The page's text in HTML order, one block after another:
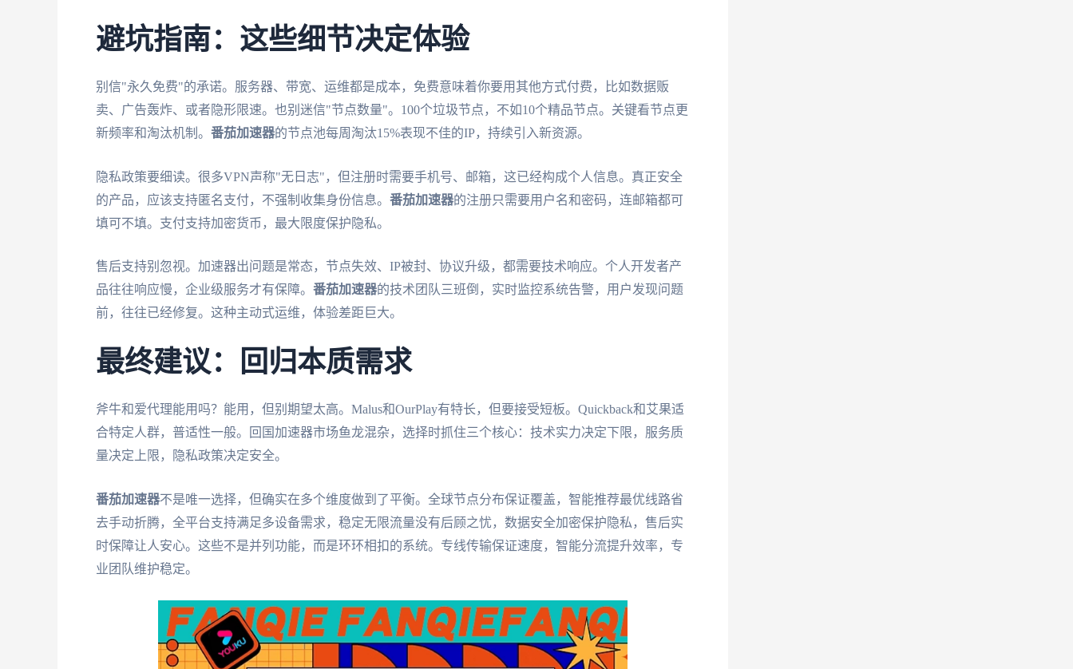
避坑指南：这些细节决定体验
别信"永久免费"的承诺。服务器、带宽、运维都是成本，免费意味着你要用其他方式付费，比如数据贩
卖、广告轰炸、或者隐形限速。也别迷信"节点数量"。100个垃圾节点，不如10个精品节点。关键看节点更
新频率和淘汰机制。 番茄加速器的节点池每周淘汰15%表现不佳的IP，持续引入新资源。
隐私政策要细读。很多VPN声称"无日志"，但注册时需要手机号、邮箱，这已经构成个人信息。真正安全
的产品，应该支持匿名支付，不强制收集身份信息。 番茄加速器的注册只需要用户名和密码，连邮箱都可
填可不填。支付支持加密货币，最大限度保护隐私。
售后支持别忽视。加速器出问题是常态，节点失效、IP被封、协议升级，都需要技术响应。个人开发者产
品往往响应慢，企业级服务才有保障。 番茄加速器的技术团队三班倒，实时监控系统告警，用户发现问题
前，往往已经修复。这种主动式运维，体验差距巨大。
最终建议：回归本质需求
斧牛和爱代理能用吗？能用，但别期望太高。Malus和OurPlay有特长，但要接受短板。Quickback和艾果适
合特定人群，普适性一般。回国加速器市场鱼龙混杂，选择时抓住三个核心：技术实力决定下限，服务质
量决定上限，隐私政策决定安全。
番茄加速器不是唯一选择，但确实在多个维度做到了平衡。全球节点分布保证覆盖，智能推荐最优线路省
去手动折腾，全平台支持满足多设备需求，稳定无限流量没有后顾之忧，数据安全加密保护隐私，售后实
时保障让人安心。这些不是并列功能，而是环环相扣的系统。专线传输保证速度，智能分流提升效率，专
业团队维护稳定。